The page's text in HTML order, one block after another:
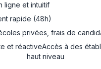
ligne et intuitif
rapide (48h)
privées, frais de
et réactiveAccès à des
haut niveau